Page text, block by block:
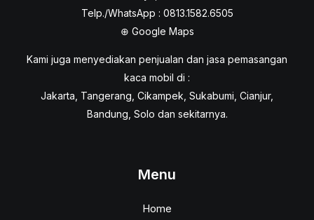
Telp./WhatsApp : 0813.1582.6505
⊕ Google Maps
Kami juga menyediakan penjualan dan jasa pemasangan
kaca mobil di :
Jakarta, Tangerang, Cikampek, Sukabumi, Cianjur,
Bandung, Solo dan sekitarnya.
Menu
Home